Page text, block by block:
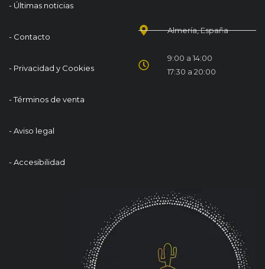
- Últimas noticias
- Contacto
- Privacidad y Cookies
- Términos de venta
- Aviso legal
- Accesibilidad
Almería, España
9:00 a 14:00
17:30 a 20:00